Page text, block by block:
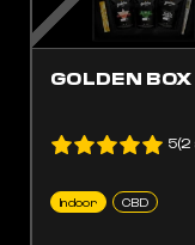
GOLDEN BOX
Indoor CBD
5(2